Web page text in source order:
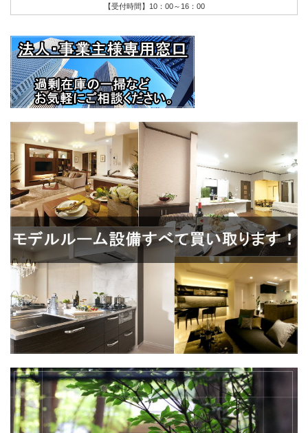
【受付時間】10：00～16：00